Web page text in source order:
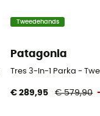
Tweedehands
Patagonia
Tres 3-In-1 Parka -
€ 289,95 € 579,90